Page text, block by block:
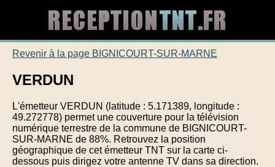
Revenir à la page BIGNICOURT-SUR-MARNE
VERDUN
L'émetteur VERDUN (latitude : 5.171389, longitude :
49.272778) permet une couverture pour la télévision
numérique terrestre de la commune de BIGNICOURT-
SUR-MARNE de 88%. Retrouvez la position
géographique de cet émetteur TNT sur la carte ci-
dessous puis dirigez votre antenne TV dans sa direction.